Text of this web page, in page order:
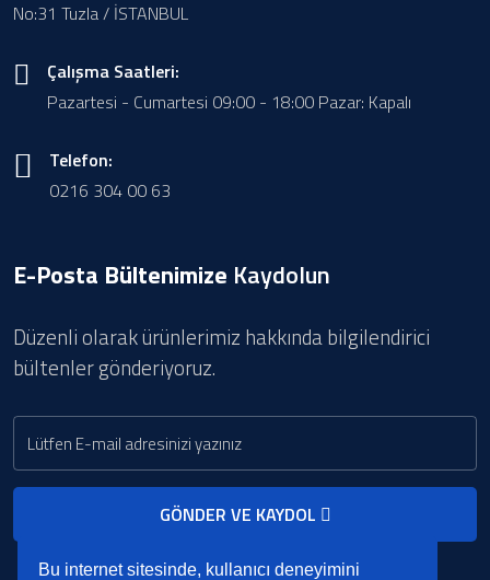
Bu internet sitesinde, kullanıcı deneyimini
No:31 Tuzla / İSTANBUL
Çalışma Saatleri:
Pazartesi - Cumartesi 09:00 - 18:00 Pazar: Kapalı
Telefon:
0216 304 00 63
E-Posta Bültenimize Kaydolun
Düzenli olarak ürünlerimiz hakkında bilgilendirici
bültenler gönderiyoruz.
GÖNDER VE KAYDOL